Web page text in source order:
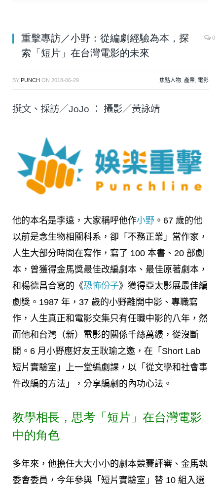
重擊專訪／小野：從編劇經驗為本，探
索「短片」在台灣電影的未來
0
BY PUNCH ON 2018-06-29 焦點人物 產業 電影
撰文、採訪／JoJo ： 攝影／黃詠靖
他的本名是李遠，大家稱呼他作小野 。67 歲的他
以前是念生物相關科系，卻「不務正業」當作家，
人生大部分時間在寫作，寫了 100 本書、20 部劇
本，曾獲得金馬獎最佳改編劇本、最佳原著劇本，
和楊德昌合寫的《恐怖份子》獲得亞太影展最佳編
劇獎。1987 年，37 歲的小野離開中影、專職寫
作，人生真正和電影交集只有任職中影的八年，然
而他和台灣（新）電影的關係千絲萬縷，從沒斷
開。6 月小野應好友王耿瑜之邀，在「Short Lab
短片實驗室」上一堂編劇課，以「從文學和社會事
件改編的方法」，分享編劇的內功心法。
教學相長，思考「短片」在台灣電影
中的角色
多年來，他擔任大大小小的劇本競賽評審、金馬執
委會委員，今年參與「短片實驗室」替 10 組入選